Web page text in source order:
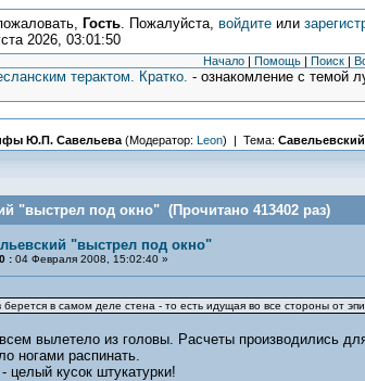
Гость. Пожалуйста, войдитеили
2026, 03:01:50
Начало | Помощь | Поиск |
терактом. Кратко. - ознакомление с темой
Ю.П. Савельева(Модератор: Leon) | Тема:
"выстрел под окно" (Прочитано 413402 раз)
"выстрел под окно"
:04 Февраля 2008, 15:02:40 »
берется в самом деле стена - то есть идущая во все стороны от
вылетело из головы. Расчеты производились
ногами распинать.
целый кусок штукатурки!